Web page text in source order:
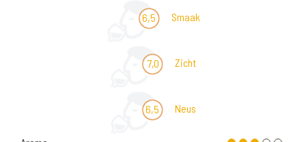
6,5 Smaak
7,0 Zicht
6,5 Neus